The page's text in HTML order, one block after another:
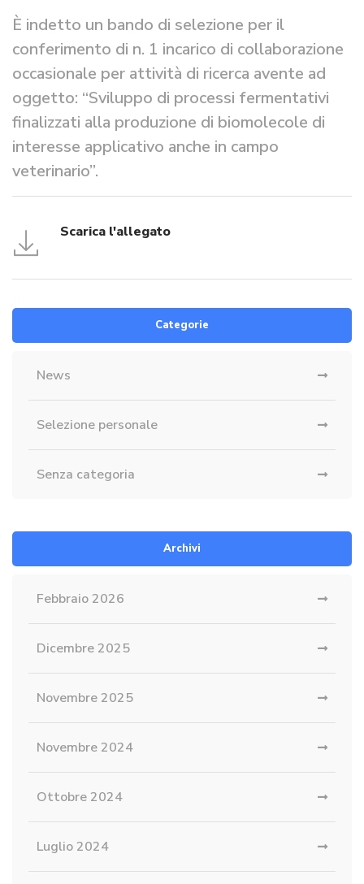
È indetto un bando di selezione per il
conferimento di n. 1 incarico di collaborazione
occasionale per attività di ricerca avente ad
oggetto: “Sviluppo di processi fermentativi
finalizzati alla produzione di biomolecole di
interesse applicativo anche in campo
veterinario”.
Scarica l'allegato
Categorie
News
Selezione personale
Senza categoria
Archivi
Febbraio 2026
Dicembre 2025
Novembre 2025
Novembre 2024
Ottobre 2024
Luglio 2024